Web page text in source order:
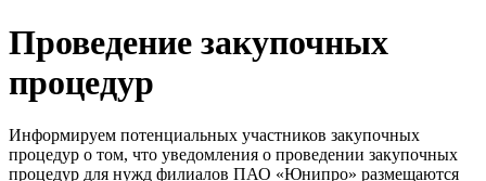
Проведение закупочных
процедур
Информируем потенциальных участников закупочных
процедур о том, что уведомления о проведении закупочных
процедур для нужд филиалов ПАО «Юнипро» размещаются